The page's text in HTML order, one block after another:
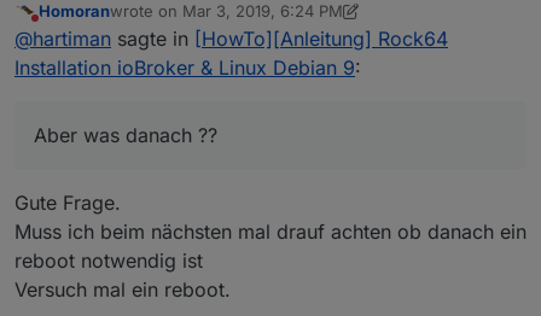
Leider klappt es nicht wen ich den Vorgaben aus..
(siehe Grafik) folge.
Komme mit Putty auf den Rock,
mache SD resize > OK
aufzurufen geht nichts ?
LG
Hartiman
Do not disturb
Homoranwrote on Mar 3, 2019, 6:24 PM
last edited by HomoranMar 3, 2019, 7:25 PM
@hartiman sagte in [HowTo][Anleitung] Rock64
Installation ioBroker & Linux Debian 9:
Aber was danach ??
Gute Frage.
Muss ich beim nächsten mal drauf achten ob danach ein
reboot notwendig ist
Versuch mal ein reboot.